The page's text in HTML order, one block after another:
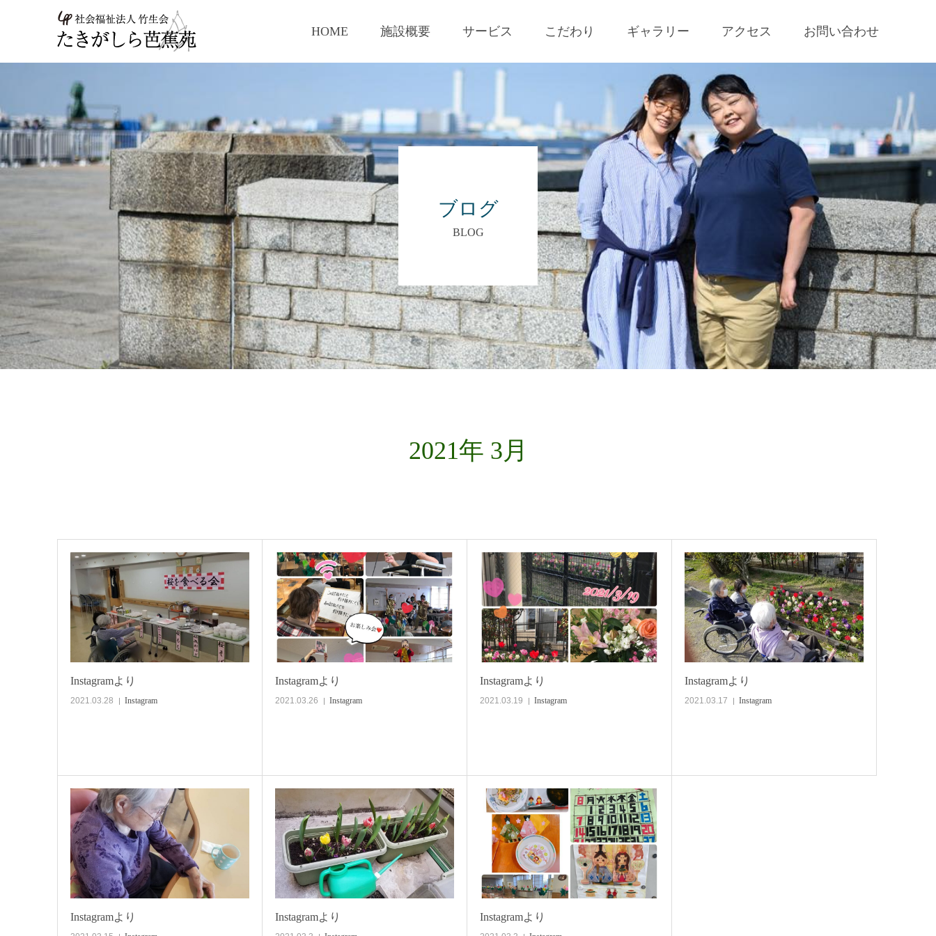
HOME 施設概要 サービス こだわり ギャラリー アクセス お問い合わせ
ブログ
BLOG
2021年 3月
Instagramより
2021.03.28 Instagram
Instagramより
2021.03.26 Instagram
Instagramより
2021.03.19 Instagram
Instagramより
2021.03.17 Instagram
Instagramより Instagramより Instagramより